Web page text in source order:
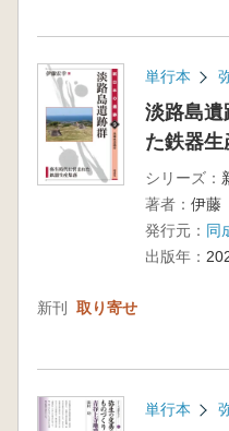
単行本
淡路島
た鉄器生
シリーズ：
著者： 伊藤
発行元： 同
出版年：
新刊 取り寄せ
単行本